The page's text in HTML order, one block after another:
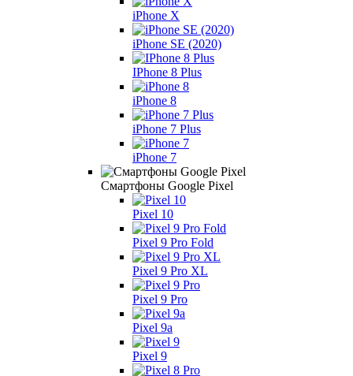
iPhone X
iPhone SE (2020)
IPhone 8 Plus
iPhone 8
iPhone 7 Plus
iPhone 7
Смартфоны Google Pixel
Pixel 10
Pixel 9 Pro Fold
Pixel 9 Pro XL
Pixel 9 Pro
Pixel 9a
Pixel 9